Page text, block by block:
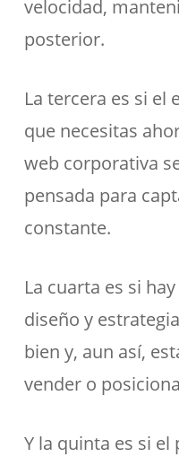
velocidad,
posterior.
La tercera es si el
que necesitas
web corporativa
pensada para
constante.
La cuarta es si
diseño y
bien y, aun así,
vender o
Y la quinta es si